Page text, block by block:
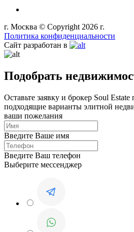
г. Москва © Copyright 2026 г.
Политика конфиденциальности
Сайт разработан в
Подобрать
Оставьте заявку и брокер Soul
подходящие варианты элитной
ваши пожелания
Введите Ваше имя
Введите Ваш телефон
Выберите мессенджер